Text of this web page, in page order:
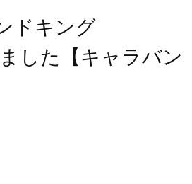
ドキング
した【キャラバン